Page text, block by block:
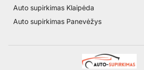
Auto supirkimas Klaipėda
Auto supirkimas Panevėžys